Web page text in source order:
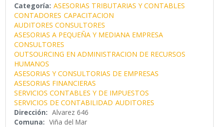
Categoría: ASESORIAS TRIBUTARIAS Y CONTABLES
CONTADORES CAPACITACION
AUDITORES CONSULTORES
ASESORIAS A PEQUEÑA Y MEDIANA EMPRESA
CONSULTORES
OUTSOURCING EN ADMINISTRACION DE RECURSOS
HUMANOS
ASESORIAS Y CONSULTORIAS DE EMPRESAS
ASESORIAS FINANCIERAS
SERVICIOS CONTABLES Y DE IMPUESTOS
SERVICIOS DE CONTABILIDAD AUDITORES
Dirección: Alvarez 646
Comuna: Viña del Mar